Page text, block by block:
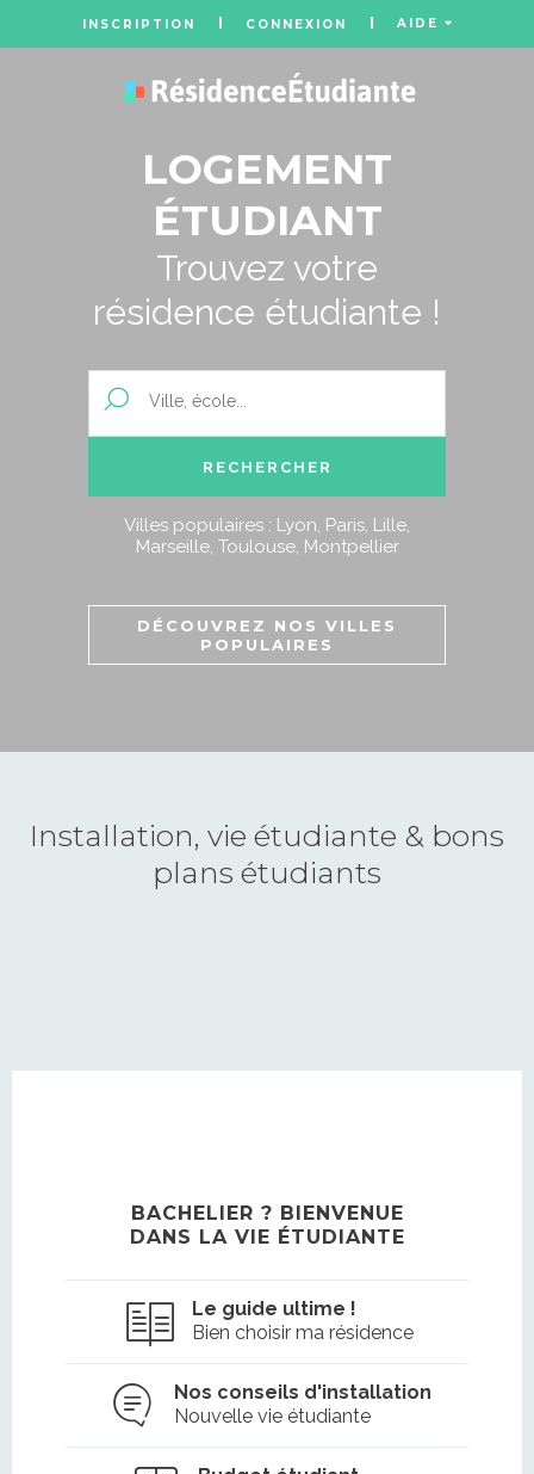
INSCRIPTION CONNEXION AIDE
LOGEMENT
ÉTUDIANT
Trouvez votre
résidence étudiante !
Villes populaires : Lyon, Paris, Lille,
Marseille, Toulouse, Montpellier
DÉCOUVREZ NOS VILLES
POPULAIRES
Installation, vie étudiante & bons
plans étudiants
BACHELIER ? BIENVENUE
DANS LA VIE ÉTUDIANTE
Le guide ultime !
Bien choisir ma résidence
Nos conseils d'installation
Nouvelle vie étudiante